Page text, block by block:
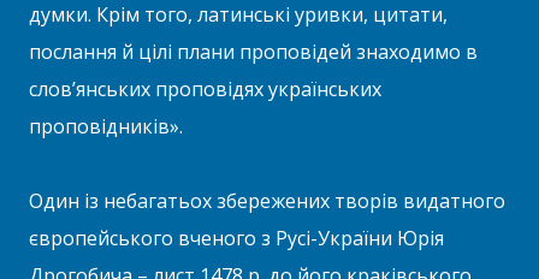
думки. Крім того, латинські уривки, цитати,
послання й цілі плани проповідей знаходимо в
слов’янських проповідях українських
проповідників».
Один із небагатьох збережених творів видатного
європейського вченого з Русі-України Юрія